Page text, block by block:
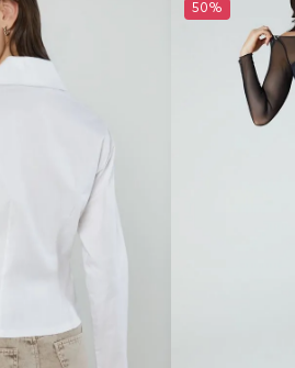
50%